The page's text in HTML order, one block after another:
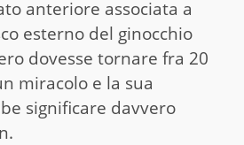
anteriore associata a
esterno del ginocchio
dovesse tornare fra 20
miracolo e la sua
significare davvero